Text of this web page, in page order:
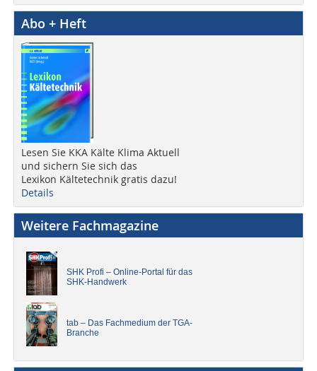
Abo + Heft
Lesen Sie KKA Kälte Klima Aktuell
und sichern Sie sich das
Lexikon Kältetechnik gratis dazu!
Details
Weitere Fachmagazine
SHK Profi – Online-Portal für das
SHK-Handwerk
tab – Das Fachmedium der TGA-
Branche